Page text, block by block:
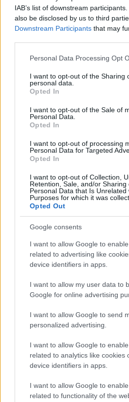
IAB’s list of downstream
also be disclosed by us to third
Downstream Participants that may
Please note that this website/app
not limited to your visit or usage
grant or deny consent to Google
use your data for below specified
consent section.
Personal Data Processing Opt
I want to opt-out of the Sharing
personal data.
Opted In
I want to opt-out of the Sale of
Personal Data.
Opted In
I want to opt-out of processing
Personal Data for Targeted
Opted In
I want to opt-out of Collection,
Retention, Sale, and/or Sharing
Personal Data that Is Unrelated
Purposes for which it was
Opted Out
Google consents
I want to allow Google to
related to advertising like
device identifiers in apps.
I want to allow my user data to
Google for online advertising
I want to allow Google to send
personalized advertising.
I want to allow Google to
related to analytics like cookies
device identifiers in apps.
I want to allow Google to
related to functionality of the
Felhasználónév
Elfelejtette jelszavát?
Kertészeti, kerti termékek és
KERTÉSZ ÉS KERTÉSZET
Kerti világítás
5
5